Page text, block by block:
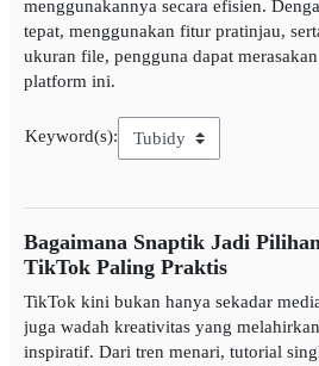
menggunakannya secara efisien.
tepat, menggunakan fitur pratinjau,
ukuran file, pengguna dapat
platform ini.
Keyword(s):
Bagaimana Snaptik Jadi
TikTok Paling Praktis
TikTok kini bukan hanya sekadar
juga wadah kreativitas yang
inspiratif. Dari tren menari, tutorial